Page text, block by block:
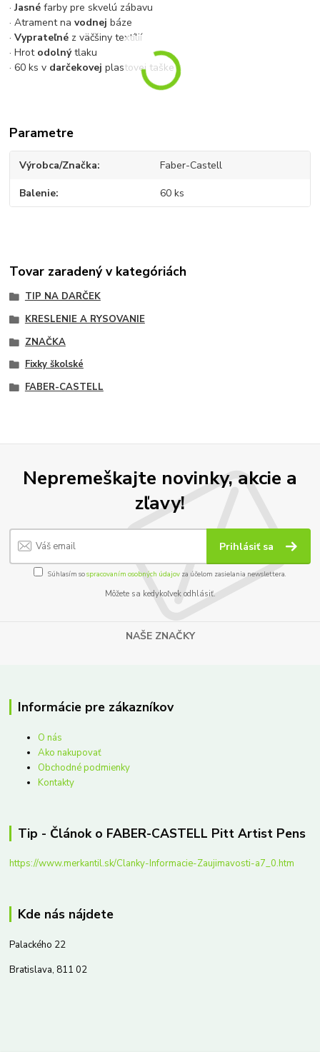
·Jasnéfarby pre skvelú zábavu
· Atrament navodnejbáze
·Vyprateľné z väčšiny textílií
· Hrot odolnýtlaku
· 60 ks v darčekovejplastovej taške
Parametre
Výrobca/Značka Faber-Castell
Balenie 60 ks
Tovar zaradený v kategóriách
TIP NA DARČEK
KRESLENIE A RYSOVANIE
ZNAČKA
Fixky školské
FABER-CASTELL
Nepremeškajte novinky, akcie a
zľavy!
Prihlásiť sa
Súhlasím sospracovaním osobných údajov za účelom zasielania newslettera.
Môžete sa kedykoľvek odhlásiť.
NAŠE ZNAČKY
Informácie pre zákazníkov
O nás
Ako nakupovať
Obchodné podmienky
Kontakty
Tip - Článok o FABER-CASTELL Pitt Artist Pens
https://www.merkantil.sk/Clanky-Informacie-Zaujimavosti-a7_0.htm
Kde nás nájdete
Palackého 22
Bratislava, 811 02